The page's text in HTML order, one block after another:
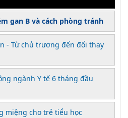
gan B và cách phòng tránh
- Từ chủ trương đến đổi thay
ngành Y tế 6 tháng đầu
miệng cho trẻ tiểu học